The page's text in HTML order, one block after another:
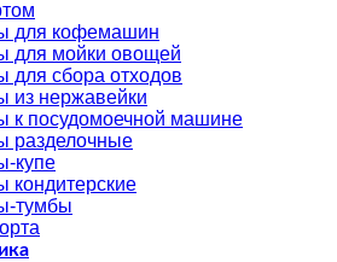
для кофемашин
для мойки овощей
для сбора отходов
из нержавейки
к посудомоечной машине
разделочные
купе
кондитерские
тумбы